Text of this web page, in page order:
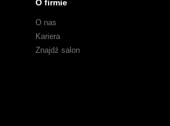
O firmie
O nas
Kariera
Znajdź salon